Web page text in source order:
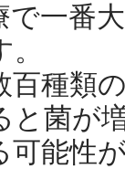
で一番
百種類
と菌が
可能性